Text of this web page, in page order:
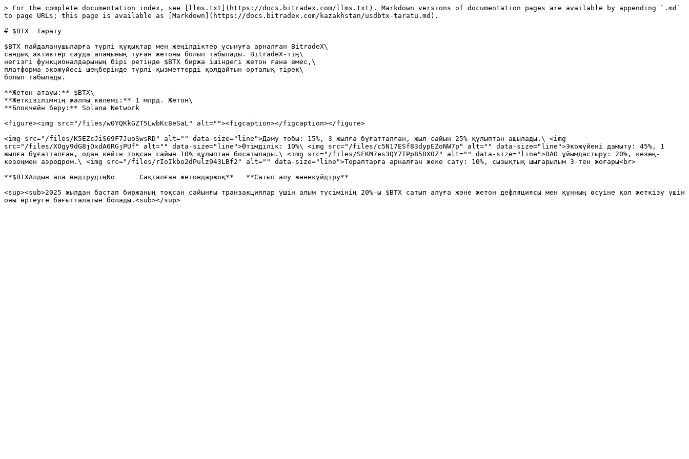
> For the complete documentation index, see [llms.txt](https://docs.bitradex.com/llms.txt). Markdown versions of documentation pages are available by appending `.md`
to page URLs; this page is available as [Markdown](https://docs.bitradex.com/kazakhstan/usdbtx-taratu.md).
# $BTX  Тарату
$BTX пайдаланушыларға түрлі құқықтар мен жеңілдіктер ұсынуға арналған BitradeX\
сандық активтер сауда алаңының туған жетоны болып табылады. BitradeX-тің\
негізгі функционалдарының бірі ретінде $BTX биржа ішіндегі жетон ғана емес,\
платформа экожүйесі шеңберінде түрлі қызметтерді қолдайтын орталық тірек\
болып табылады.
**Жетон атауы:** $BTX\
**Жеткізілімнің жалпы көлемі:** 1 млрд. Жетон\
**Блокчейн беру:** Solana Network
<figure><img src="/files/w0YQKkGZT5LwbKc8eSaL" alt=""><figcaption></figcaption></figure>
<img src="/files/K5EZcJiS69F7JuoSwsRD" alt="" data-size="line">Даму тобы: 15%, 3 жылға бұғатталған, жыл сайын 25% құлыптан ашылады.\ <img
src="/files/XOgy9dG8jOxdA6RGjPUf" alt="" data-size="line">Өтімділік: 10%\ <img src="/files/c5N17ESf83dypEZoNW7p" alt="" data-size="line">Экожүйені дамыту: 45%, 1
жылға бұғатталған, одан кейін тоқсан сайын 10% құлыптан босатылады.\ <img src="/files/SFKM7es3QY7TPp85BX0Z" alt="" data-size="line">DAO ұйымдастыру: 20%, кезең-
кезеңмен аэродром.\ <img src="/files/rIoIkbo2dPulz943LBf2" alt="" data-size="line">Тораптарға арналған жеке сату: 10%, сызықтық шығарылым 3-тен жоғары<br>
**$BTXАлдын ала өндірудіңNo      Сақталған жетондаржоқ**   **Сатып алу жәнекүйдіру**
<sup><sub>2025 жылдан бастап биржаның тоқсан сайынғы транзакциялар үшін алым түсімінің 20%-ы $BTX сатып алуға және жетон дефляциясы мен құнның өсуіне қол жеткізу үшін